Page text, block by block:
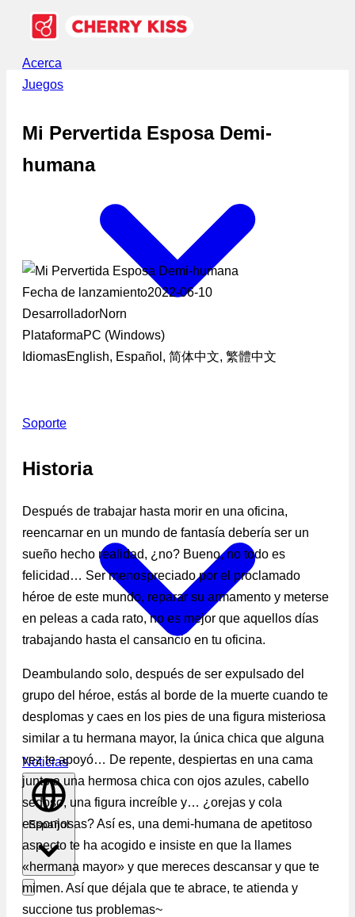
Acerca
Juegos
Soporte
Noticias
Español
Mi Pervertida Esposa Demi-
humana
Fecha de lanzamiento2022-06-10
DesarrolladorNorn
PlataformaPC (Windows)
IdiomasEnglish, Español, 简体中文, 繁體中文
Historia
Después de trabajar hasta morir en una oficina,
reencarnar en un mundo de fantasía debería ser un
sueño hecho realidad, ¿no? Bueno, no todo es
felicidad… Ser menospreciado por el proclamado
héroe de este mundo, reparar su armamento y meterse
en peleas a cada rato, no es mejor que aquellos días
trabajando hasta el cansancio en tu oficina.
Deambulando solo, después de ser expulsado del
grupo del héroe, estás al borde de la muerte cuando te
desplomas y caes en los pies de una figura misteriosa
similar a tu hermana mayor, la única chica que alguna
vez te apoyó… De repente, despiertas en una cama
junto a una hermosa chica con ojos azules, cabello
sedoso, una figura increíble y… ¿orejas y cola
esponjosas? Así es, una demi-humana de apetitoso
aspecto te ha acogido e insiste en que la llames
«hermana mayor» y que mereces descansar y que te
mimen. Así que déjala que te abrace, te atienda y
succione tus problemas~